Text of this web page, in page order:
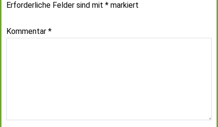
Erforderliche Felder sind mit * markiert
Kommentar *